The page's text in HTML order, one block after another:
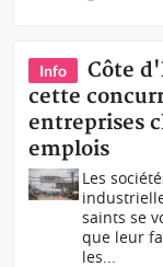
Info
Côte
cette
entreprises
emplois
Les
saints se
que leur
les...